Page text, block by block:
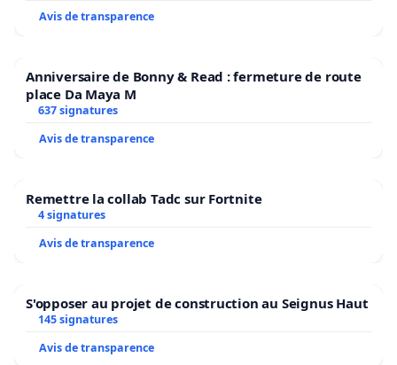
Avis de transparence
Anniversaire de Bonny & Read : fermeture de route
place Da Maya M
637 signatures
Avis de transparence
Remettre la collab Tadc sur Fortnite
4 signatures
Avis de transparence
S'opposer au projet de construction au Seignus Haut
145 signatures
Avis de transparence